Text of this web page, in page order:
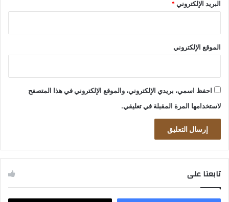
البريد الإلكتروني*
الموقع الإلكتروني
احفظ اسمي، بريدي الإلكتروني، والموقع الإلكتروني في هذا المتصفح
لاستخدامها المرة المقبلة في تعليقي.
تابعنا على